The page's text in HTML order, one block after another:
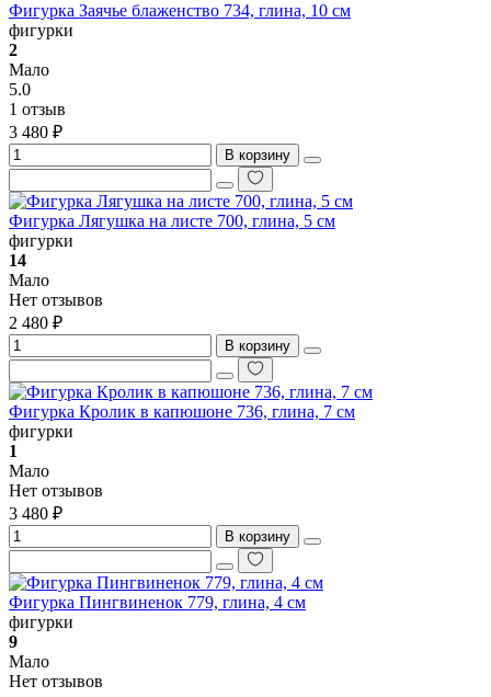
Фигурка Заячье блаженство 734, глина, 10 см
фигурки
2
Мало
5.0
1 отзыв
3 480 ₽
В корзину
Фигурка Лягушка на листе 700, глина, 5 см
фигурки
14
Мало
Нет отзывов
2 480 ₽
В корзину
Фигурка Кролик в капюшоне 736, глина, 7 см
фигурки
1
Мало
Нет отзывов
3 480 ₽
В корзину
Фигурка Пингвиненок 779, глина, 4 см
фигурки
9
Мало
Нет отзывов